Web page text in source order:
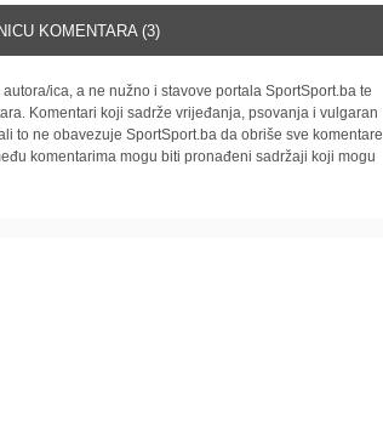
KOMENTARA (3)
ica, a ne nužno i stavove portala SportSport.ba te
Komentari koji sadrže vrijeđanja, psovanja i vulgaran
to ne obavezuje SportSport.ba da obriše sve komentare
komentarima mogu biti pronađeni sadržaji koji mogu